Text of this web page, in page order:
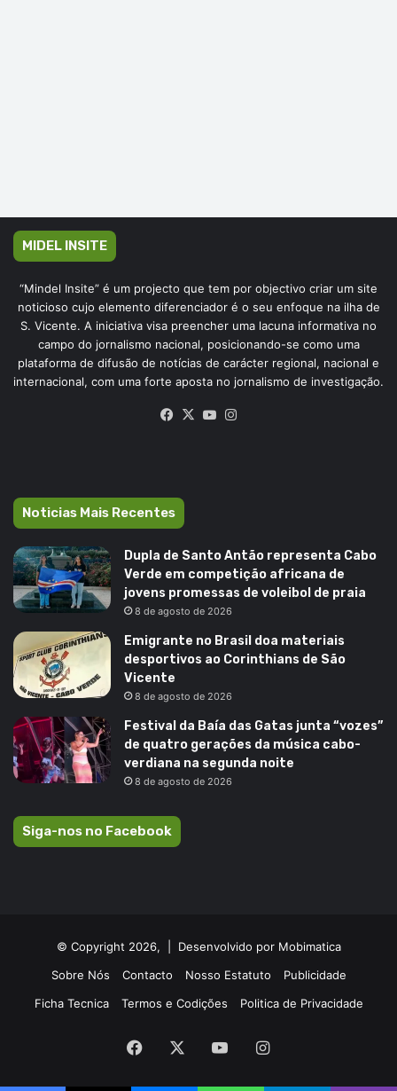
MIDEL INSITE
“Mindel Insite” é um projecto que tem por objectivo criar um site
noticioso cujo elemento diferenciador é o seu enfoque na ilha de
S. Vicente. A iniciativa visa preencher uma lacuna informativa no
campo do jornalismo nacional, posicionando-se como uma
plataforma de difusão de notícias de carácter regional, nacional e
internacional, com uma forte aposta no jornalismo de investigação.
Facebook
X YouTube
Noticias Mais Recentes
Dupla de Santo Antão representa Cabo
Verde em competição africana de
jovens promessas de voleibol de praia
8 de agosto de 2026
Emigrante no Brasil doa materiais
desportivos ao Corinthians de São
Vicente
8 de agosto de 2026
Festival da Baía das Gatas junta “vozes”
de quatro gerações da música cabo-
verdiana na segunda noite
8 de agosto de 2026
Siga-nos no Facebook
© Copyright 2026, | Desenvolvido por Mobimatica
Sobre Nós
Contacto Nosso Estatuto
Publicidade
Ficha Tecnica
Termos e Codições Politica de Privacidade
Facebook YouTubeInstagram